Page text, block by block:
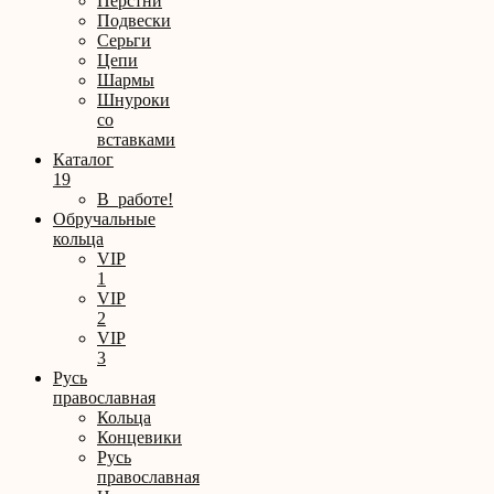
Подвески
Серьги
Цепи
Шармы
Шнуроки
со
вставками
Каталог
19
В_работе!
Обручальные
кольца
VIP
1
VIP
2
VIP
3
Русь
православная
Кольца
Концевики
Русь
православная